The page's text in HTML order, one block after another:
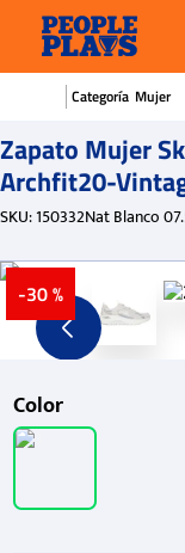
Mujer
Zapato Mujer
Archfit20-
SKU:150332Nat Blanco
-30 %
Color